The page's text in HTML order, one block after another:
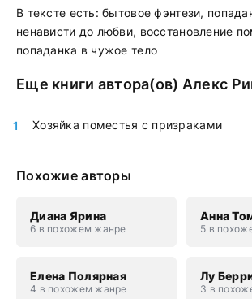
В тексте есть: бытовое фэнтези,
ненависти до любви, восстановление
попаданка в чужое тело
Еще книги автора(ов) Алекс
Хозяйка поместья с призраками
Похожие авторы
Диана Ярина
6 в похожем жанре
Анна
5 в
Елена Полярная
4 в похожем жанре
Лу
3 в